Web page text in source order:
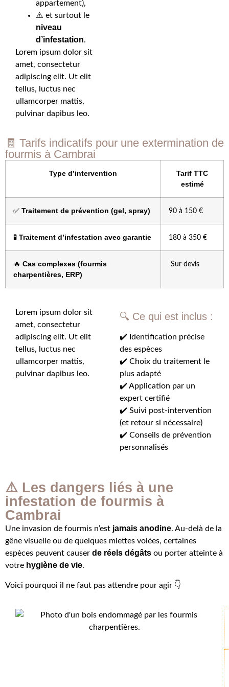
appartement),
⚠️ et surtout le
niveau
d’infestation.
Lorem ipsum dolor sit
amet, consectetur
adipiscing elit. Ut elit
tellus, luctus nec
ullamcorper mattis,
pulvinar dapibus leo.
🧾 Tarifs indicatifs pour une extermination de
fourmis à Cambrai
Type d’intervention
Tarif TTC
estimé
✅ Traitement de prévention (gel, spray) 90 à 150 €
🧪 Traitement d’infestation avec garantie 180 à 350 €
🔥 Cas complexes (fourmis
charpentières, ERP)
Sur devis
Lorem ipsum dolor sit
amet, consectetur
adipiscing elit. Ut elit
tellus, luctus nec
ullamcorper mattis,
pulvinar dapibus leo.
🔍 Ce qui est inclus :
✔️ Identification précise
des espèces
✔️ Choix du traitement le
plus adapté
✔️ Application par un
expert certifié
✔️ Suivi post-intervention
(et retour si nécessaire)
✔️ Conseils de prévention
personnalisés
⚠️ Les dangers liés à une
infestation de fourmis à
Cambrai
Une invasion de fourmis n’est jamais anodine. Au-delà de la
gêne visuelle ou de quelques miettes volées, certaines
espèces peuvent causer de réels dégâts ou porter atteinte à
votre hygiène de vie.
Voici pourquoi il ne faut pas attendre pour agir 👇